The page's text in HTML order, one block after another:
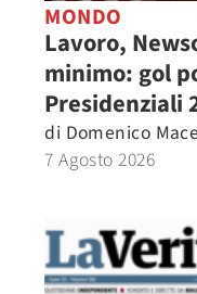
MONDO
Lavoro,
minimo: gol
Presidenziali
di Domenico
7 Agosto 2026